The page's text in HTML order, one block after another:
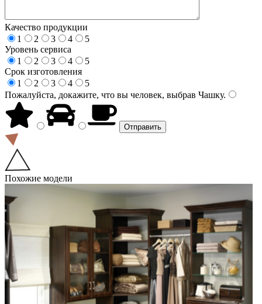
Качество продукции
1
2 3 4
5
Уровень сервиса
1
2 3 4
5
Срок изготовления
1
2 3 4
5
Пожалуйста, докажите, что вы человек, выбрав Чашку.
Похожие модели